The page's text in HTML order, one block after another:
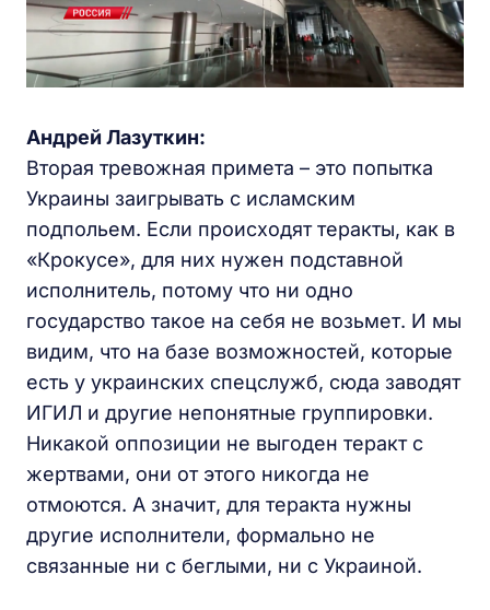
Андрей Лазуткин:
Вторая тревожная примета – это попытка
Украины заигрывать с исламским
подпольем. Если происходят теракты, как в
«Крокусе», для них нужен подставной
исполнитель, потому что ни одно
государство такое на себя не возьмет. И мы
видим, что на базе возможностей, которые
есть у украинских спецслужб, сюда заводят
ИГИЛ и другие непонятные группировки.
Никакой оппозиции не выгоден теракт с
жертвами, они от этого никогда не
отмоются. А значит, для теракта нужны
другие исполнители, формально не
связанные ни с беглыми, ни с Украиной.